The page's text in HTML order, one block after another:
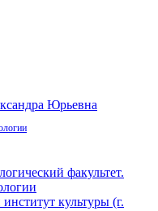
Юрьевна
факультет.
культуры (г.